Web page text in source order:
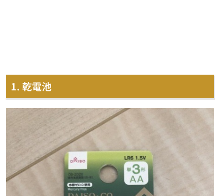
1. 乾電池